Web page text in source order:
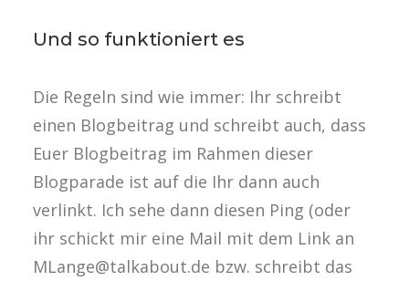
Und so funktioniert es
Die Regeln sind wie immer: Ihr schreibt
einen Blogbeitrag und schreibt auch, dass
Euer Blogbeitrag im Rahmen dieser
Blogparade ist auf die Ihr dann auch
verlinkt. Ich sehe dann diesen Ping (oder
ihr schickt mir eine Mail mit dem Link an
MLange@talkabout.de bzw. schreibt das